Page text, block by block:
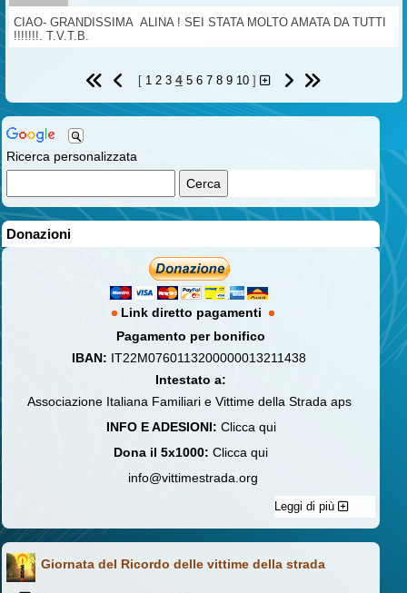
Ricerca personalizzata
Donazioni
Link diretto pagamenti
Pagamento per bonifico
IBAN: IT22M0760113200000013211438
Intestato a:
Associazione Italiana Familiari e Vittime della Strada aps
INFO E ADESIONI: Clicca qui
Dona il 5x1000: Clicca qui
info@vittimestrada.org
Leggi di più
Giornata del Ricordo delle vittime della strada
CIAO- GRANDISSIMA ALINA ! SEI STATA MOLTO AMATA DA TUTTI
!!!!!!!. T.V.T.B.
[ 1 2 3 4 5 6 7 8 9 10 ]